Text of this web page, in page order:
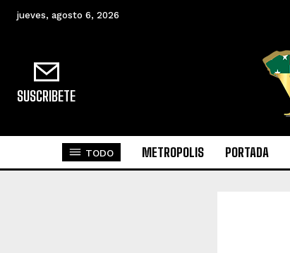
jueves, agosto 6, 2026
SUSCRIBETE
TODO METROPOLIS PORTADA